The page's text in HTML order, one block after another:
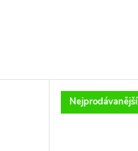
Nejprodávanější